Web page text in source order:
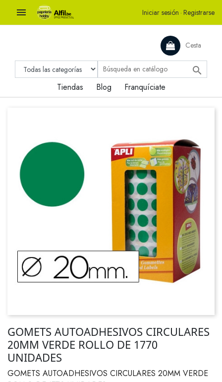
 Iniciar sesión · Registrarse
Cesta

Tiendas Blog Franquíciate
GOMETS AUTOADHESIVOS CIRCULARES
20MM VERDE ROLLO DE 1770
UNIDADES
GOMETS AUTOADHESIVOS CIRCULARES 20MM VERDE